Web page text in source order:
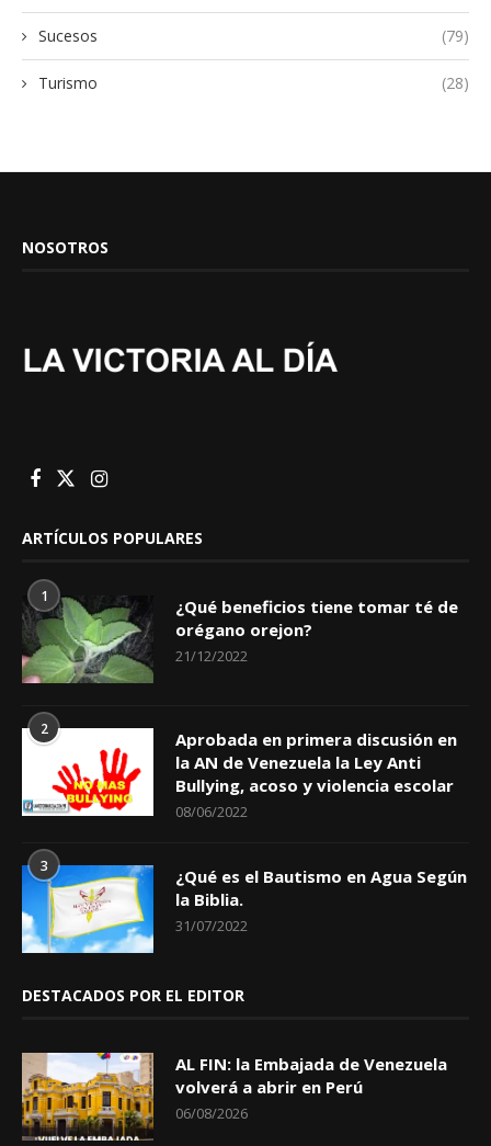
Sucesos (79)
Turismo (28)
NOSOTROS
ARTÍCULOS POPULARES
1
¿Qué beneficios tiene tomar té de
orégano orejon?
21/12/2022
2
Aprobada en primera discusión en
la AN de Venezuela la Ley Anti
Bullying, acoso y violencia escolar
08/06/2022
3
¿Qué es el Bautismo en Agua Según
la Biblia.
31/07/2022
DESTACADOS POR EL EDITOR
AL FIN: la Embajada de Venezuela
volverá a abrir en Perú
06/08/2026